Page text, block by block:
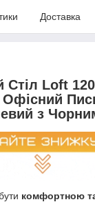
Доставка
Loft
Офісний
з
комфортною